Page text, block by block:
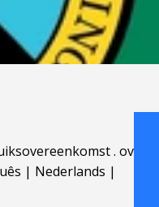
. over
| Nederlands |